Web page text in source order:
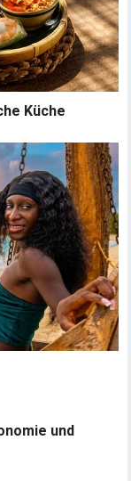
Küche
und